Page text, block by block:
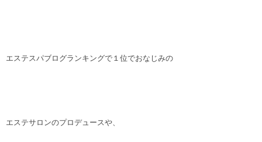
エステスパブログランキングで１位でおなじみの
エステサロンのプロデュースや、